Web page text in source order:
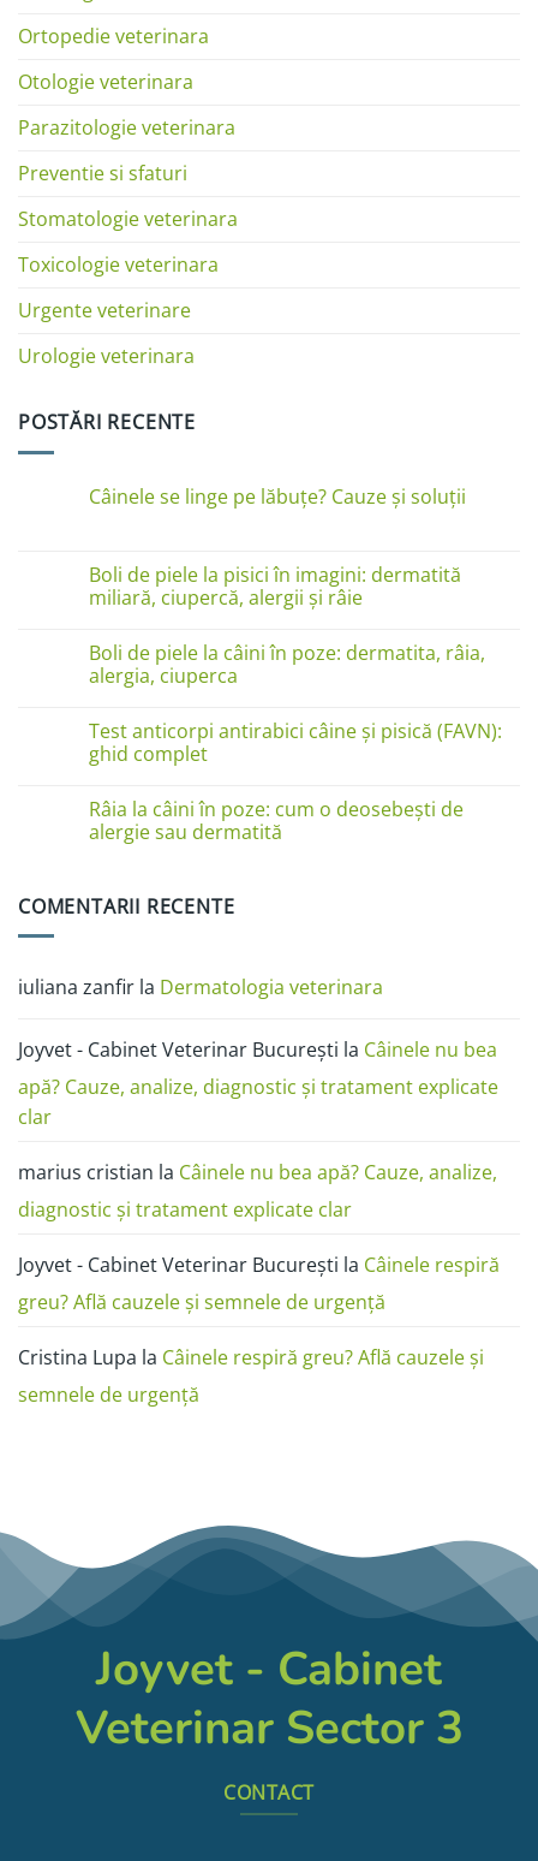
Ortopedie veterinara
Otologie veterinara
Parazitologie veterinara
Preventie si sfaturi
Stomatologie veterinara
Toxicologie veterinara
Urgente veterinare
Urologie veterinara
POSTĂRI RECENTE
Câinele se linge pe lăbuțe? Cauze și soluții
Câinele
se
linge
Cauze
și
soluții
Boli de piele la pisici în imagini: dermatită
miliară, ciupercă, alergii și râie
la
Boli
de
pisici
în
imagini:
ciupercă,
alergii
și
Boli de piele la câini în poze: dermatita, râia,
alergia, ciuperca
Boli
de
câini
în
poze:
ciuperca
Test anticorpi antirabici câine și pisică (FAVN):
ghid complet
la
Test
anticorpi
pisică
Râia la câini în poze: cum o deosebești de
alergie sau dermatită
Râia
cum
o
alergie
sau
COMENTARII RECENTE
iuliana zanfir la Dermatologia veterinara
Joyvet - Cabinet Veterinar București la Câinele nu bea
apă? Cauze, analize, diagnostic și tratament explicate
clar
marius cristian la Câinele nu bea apă? Cauze, analize,
diagnostic și tratament explicate clar
Joyvet - Cabinet Veterinar București la Câinele respiră
greu? Află cauzele și semnele de urgență
Cristina Lupa la Câinele respiră greu? Află cauzele și
semnele de urgență
Joyvet - Cabinet
Veterinar Sector 3
CONTACT